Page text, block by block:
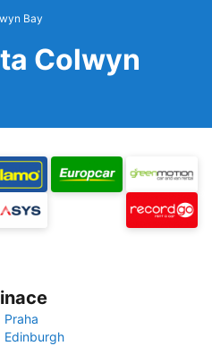
Bay
Colwyn
Praha
Edinburgh